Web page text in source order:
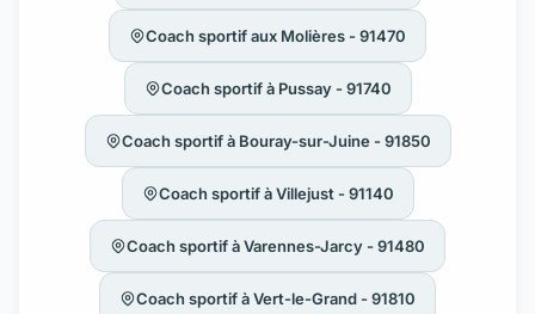
Coach sportif aux Molières - 91470
Coach sportif à Pussay - 91740
Coach sportif à Bouray-sur-Juine - 91850
Coach sportif à Villejust - 91140
Coach sportif à Varennes-Jarcy - 91480
Coach sportif à Vert-le-Grand - 91810